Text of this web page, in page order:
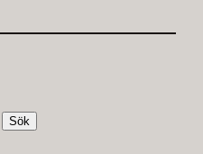
Sök